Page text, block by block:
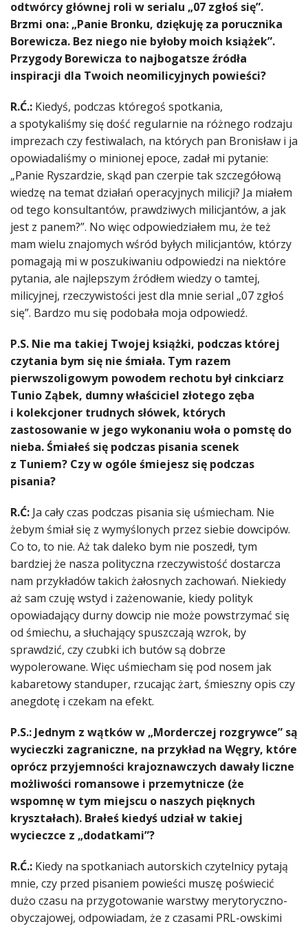
odtwórcy głównej roli w serialu „07 zgłoś się”.
Brzmi ona: „Panie Bronku, dziękuję za porucznika
Borewicza. Bez niego nie byłoby moich książek”.
Przygody Borewicza to najbogatsze źródła
inspiracji dla Twoich neomilicyjnych powieści?
R.Ć.: Kiedyś, podczas któregoś spotkania,
a spotykaliśmy się dość regularnie na różnego rodzaju
imprezach czy festiwalach, na których pan Bronisław i ja
opowiadaliśmy o minionej epoce, zadał mi pytanie:
„Panie Ryszardzie, skąd pan czerpie tak szczegółową
wiedzę na temat działań operacyjnych milicji? Ja miałem
od tego konsultantów, prawdziwych milicjantów, a jak
jest z panem?”. No więc odpowiedziałem mu, że też
mam wielu znajomych wśród byłych milicjantów, którzy
pomagają mi w poszukiwaniu odpowiedzi na niektóre
pytania, ale najlepszym źródłem wiedzy o tamtej,
milicyjnej, rzeczywistości jest dla mnie serial „07 zgłoś
się”. Bardzo mu się podobała moja odpowiedź.
P.S. Nie ma takiej Twojej książki, podczas której
czytania bym się nie śmiała. Tym razem
pierwszoligowym powodem rechotu był cinkciarz
Tunio Ząbek, dumny właściciel złotego zęba
i kolekcjoner trudnych słówek, których
zastosowanie w jego wykonaniu woła o pomstę do
nieba. Śmiałeś się podczas pisania scenek
z Tuniem? Czy w ogóle śmiejesz się podczas
pisania?
R.Ć: Ja cały czas podczas pisania się uśmiecham. Nie
żebym śmiał się z wymyślonych przez siebie dowcipów.
Co to, to nie. Aż tak daleko bym nie poszedł, tym
bardziej że nasza polityczna rzeczywistość dostarcza
nam przykładów takich żałosnych zachowań. Niekiedy
aż sam czuję wstyd i zażenowanie, kiedy polityk
opowiadający durny dowcip nie może powstrzymać się
od śmiechu, a słuchający spuszczają wzrok, by
sprawdzić, czy czubki ich butów są dobrze
wypolerowane. Więc uśmiecham się pod nosem jak
kabaretowy standuper, rzucając żart, śmieszny opis czy
anegdotę i czekam na efekt.
P.S.: Jednym z wątków w „Morderczej rozgrywce” są
wycieczki zagraniczne, na przykład na Węgry, które
oprócz przyjemności krajoznawczych dawały liczne
możliwości romansowe i przemytnicze (że
wspomnę w tym miejscu o naszych pięknych
kryształach). Brałeś kiedyś udział w takiej
wycieczce z „dodatkami”?
R.Ć.: Kiedy na spotkaniach autorskich czytelnicy pytają
mnie, czy przed pisaniem powieści muszę poświecić
dużo czasu na przygotowanie warstwy merytoryczno-
obyczajowej, odpowiadam, że z czasami PRL-owskimi